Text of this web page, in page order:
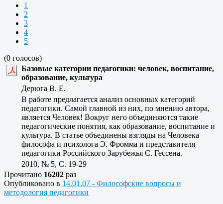
1
2
3
4
5
(0 голосов)
Базовые категории педагогики: человек, воспитание,
образование, культура
Дерюга В. Е.
В работе предлагается анализ основных категорий
педагогики. Самой главной из них, по мнению автора,
является Человек! Вокруг него объединяются такие
педагогические понятия, как образование, воспитание и
культура. В статье объединены взгляды на Человека
философа и психолога Э. Фромма и представителя
педагогики Российского Зарубежья С. Гессена.
2010, № 5, C. 19-29
Прочитано 16202 раз
Опубликовано в 14.01.07 - Философские вопросы и
методология педагогики